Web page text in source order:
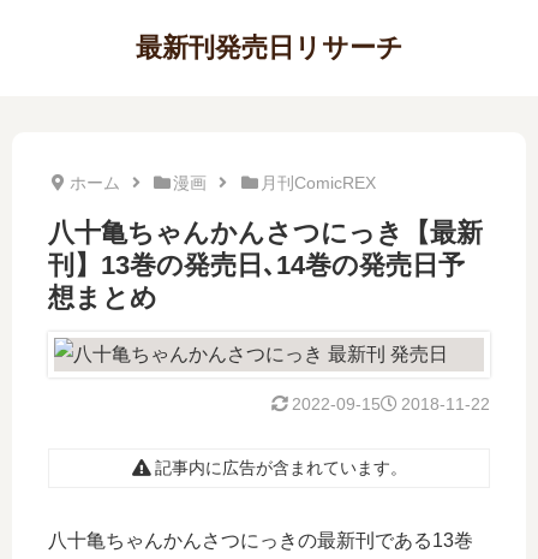
最新刊発売日リサーチ
ホーム 漫画 月刊ComicREX
八十亀ちゃんかんさつにっき【最新
刊】13巻の発売日､14巻の発売日予
想まとめ
2018-11-22
2022-09-15
記事内に広告が含まれています。
八十亀ちゃんかんさつにっきの最新刊である13巻